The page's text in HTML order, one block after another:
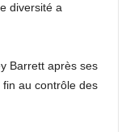
diversité a
Barrett après ses
au contrôle des